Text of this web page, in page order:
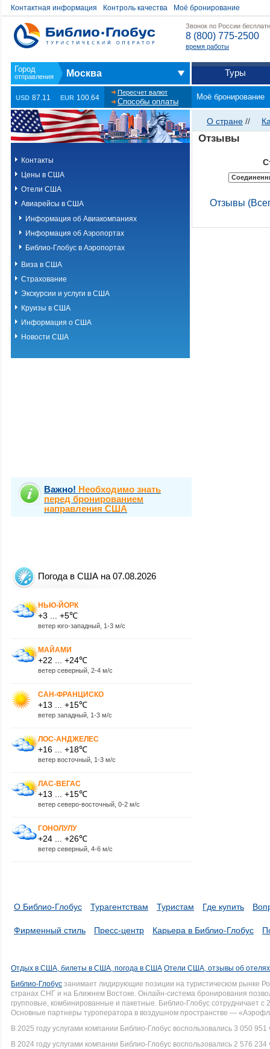
Контактная информация Контроль качества Моё бронирование
Звонок по России
8 (800) 775-2500
время работы
Москва Туры
USD 87.11 EUR 100.64
Пересчет валют
Способы оплаты
Моё бронирование
Контакты
Цены в США
Отели США
Авиарейсы в США
Информация об Авиакомпаниях
Информация об Аэропортах
Библио-Глобус в Аэропортах
Виза в США
Страхование
Экскурсии и услуги в США
Круизы в США
Информация о США
Новости США
Важно! Необходимо знать
перед бронированием
направления США
Погода в США на 07.08.2026
НЬЮ-ЙОРК
+3 ... +5℃
ветер юго-западный, 1-3 м/с
МАЙАМИ
+22 ... +24℃
ветер северный, 2-4 м/с
САН-ФРАНЦИСКО
+13 ... +15℃
ветер западный, 1-3 м/с
ЛОС-АНДЖЕЛЕС
+16 ... +18℃
ветер восточный, 1-3 м/с
ЛАС-ВЕГАС
+13 ... +15℃
ветер северо-восточный, 0-2 м/с
ГОНОЛУЛУ
+24 ... +26℃
ветер северный, 4-6 м/с
О стране //
Отзывы
Отзывы
О Библио-Глобус Турагентствам Туристам Где купить
Фирменный стиль Пресс-центр Карьера в Библио-Глобус
Отдых в США, билеты в США, погода в США Отели США, отзывы об
Библио-Глобус занимает лидирующие позиции на туристическом рынке
странах СНГ и на Ближнем Востоке. Онлайн-система бронирования
групповые, комбинированные и пакетные. Библио-Глобус сотрудничает
Основные партнеры туроператора в воздушном пространстве —
В 2025 году услугами компании Библио-Глобус воспользовались 3 050 951
В 2024 году услугами компании Библио-Глобус воспользовались 2 576 234